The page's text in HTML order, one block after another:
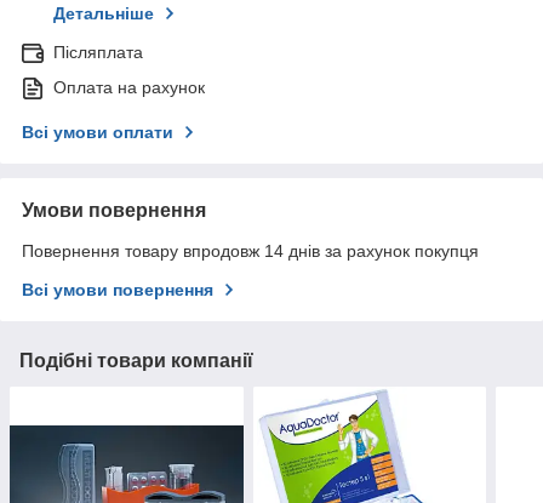
Детальніше
Післяплата
Оплата на рахунок
Всі умови оплати
Умови повернення
Повернення товару впродовж 14 днів за рахунок покупця
Всі умови повернення
Подібні товари компанії